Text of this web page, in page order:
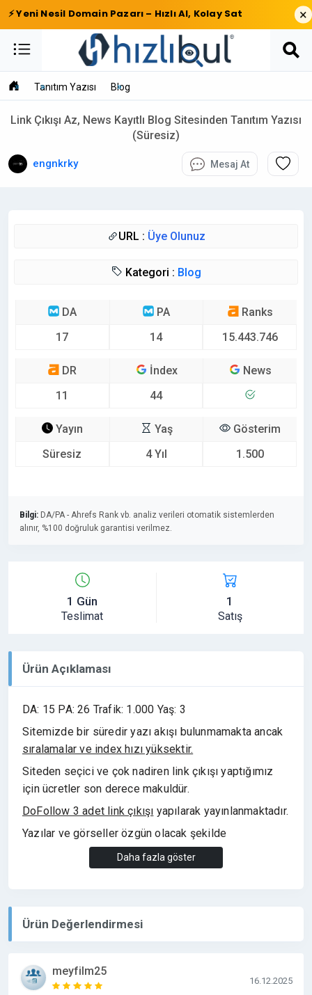
⚡ Yeni Nesil Domain Pazarı – Hızlı Al, Kolay Sat ×
Tanıtım Yazısı Blog
Link Çıkışı Az, News Kayıtlı Blog Sitesinden Tanıtım Yazısı
(Süresiz)
engnkrky Mesaj At
URL : Üye Olunuz
Kategori : Blog
DA
17
PA
14
Ranks
15.443.746
DR
11
İndex
44
News
Yayın
Süresiz
Yaş
4 Yıl
Gösterim
1.500
Bilgi: DA/PA - Ahrefs Rank vb. analiz verileri otomatik sistemlerden
alınır, %100 doğruluk garantisi verilmez.
1 Gün
Teslimat
1
Satış
Ürün Açıklaması
DA: 15 PA: 26 Trafik: 1.000 Yaş: 3
Sitemizde bir süredir yazı akışı bulunmamakta ancak
sıralamalar ve index hızı yüksektir.
Siteden seçici ve çok nadiren link çıkışı yaptığımız
için ücretler son derece makuldür.
DoFollow 3 adet link çıkışı yapılarak yayınlanmaktadır.
Yazılar ve görseller özgün olacak şekilde
belirlenmelidir.
Yazılar süresiz olarak yayında kalacaktır.
Daha fazla göster
Ürün Değerlendirmesi
meyfilm25
16.12.2025